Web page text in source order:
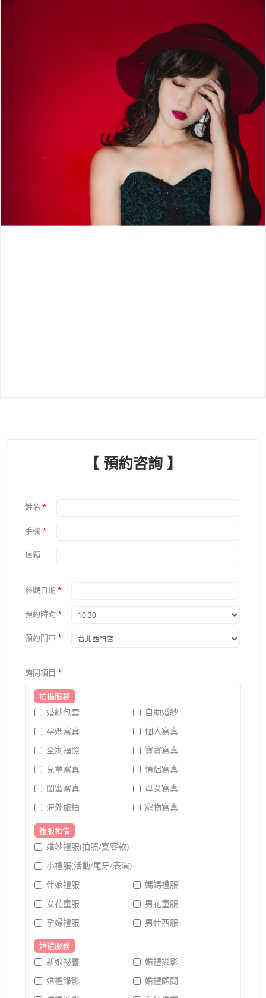
【 預約咨詢 】
姓名*
手機*
信箱
參觀日期*
預約時間*
預約門市*
詢問項目*
拍攝服務
婚紗包套
自助婚紗
孕媽寫真
個人寫真
全家福照
寶寶寫真
兒童寫真
情侶寫真
閨蜜寫真
母女寫真
海外旅拍
寵物寫真
禮服租借
婚紗禮服(拍照/宴客款)
小禮服(活動/尾牙/表演)
伴娘禮服
媽媽禮服
女花童服
男花童服
孕婦禮服
男仕西服
婚禮服務
新娘祕書
婚禮攝影
婚禮錄影
婚禮顧問